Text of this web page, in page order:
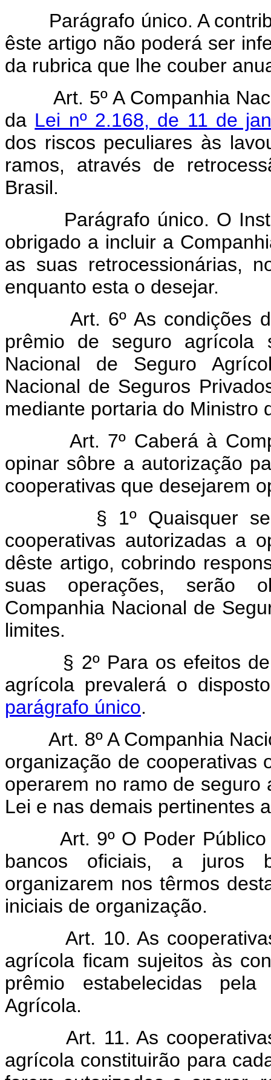
Parágrafo único. A
êste artigo não poderá ser
da rubrica que lhe couber
Art. 5º A Companhia
da Lei nº 2.168, de 11 de
dos riscos peculiares às
ramos, através de
Brasil.
Parágrafo único. O
obrigado a incluir a
as suas retrocessionárias,
enquanto esta o desejar.
Art. 6º As condições
prêmio de seguro agrícola
Nacional de Seguro
Nacional de Seguros
mediante portaria do Ministro
Art. 7º Caberá à
opinar sôbre a autorização
cooperativas que desejarem
§ 1º Quaisquer
cooperativas autorizadas a
dêste artigo, cobrindo
suas operações, serão
Companhia Nacional de
limites.
§ 2º Para os efeitos
agrícola prevalerá o
parágrafo único.
Art. 8º A Companhia
organização de cooperativas
operarem no ramo de
Lei e nas demais pertinentes
Art. 9º O Poder
bancos oficiais, a juros
organizarem nos têrmos
iniciais de organização.
Art. 10. As
agrícola ficam sujeitos às
prêmio estabelecidas
Agrícola.
Art. 11. As
agrícola constituirão para